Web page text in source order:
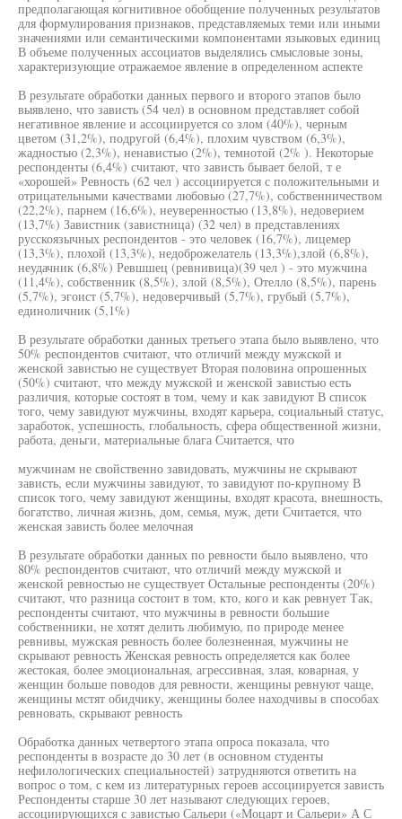
предполагающая когнитивное обобщение полученных результатов
для формулирования признаков, представляемых теми или иными
значениями или семантическими компонентами языковых единиц
В объеме полученных ассоциатов выделялись смысловые зоны,
характеризующие отражаемое явление в определенном аспекте
В результате обработки данных первого и второго этапов было
выявлено, что зависть (54 чел) в основном представляет собой
негативное явление и ассоциируется со злом (40%), черным
цветом (31,2%), подругой (6,4%), плохим чувством (6,3%),
жадностью (2,3%), ненавистью (2%), темнотой (2% ). Некоторые
респонденты (6,4%) считают, что зависть бывает белой, т е
«хорошей» Ревность (62 чел ) ассоциируется с положительными и
отрицательными качествами любовью (27,7%), собственничеством
(22,2%), парнем (16,6%), неуверенностью (13,8%), недоверием
(13,7%) Завистник (завистница) (32 чел) в представлениях
русскоязычных респондентов - это человек (16,7%), лицемер
(13,3%), плохой (13,3%), недоброжелатель (13,3%),злой (6,8%),
неудачник (6,8%) Ревшшец (ревнивица)(39 чел ) - это мужчина
(11,4%), собственник (8,5%), злой (8,5%), Отелло (8,5%), парень
(5,7%), эгоист (5,7%), недоверчивый (5,7%), грубый (5,7%),
единоличник (5,1%)
В результате обработки данных третьего этапа было выявлено, что
50% респондентов считают, что отличий между мужской и
женской завистью не существует Вторая половина опрошенных
(50%) считают, что между мужской и женской завистью есть
различия, которые состоят в том, чему и как завидуют В список
того, чему завидуют мужчины, входят карьера, социальный статус,
заработок, успешность, глобальность, сфера общественной жизни,
работа, деньги, материальные блага Считается, что
мужчинам не свойственно завидовать, мужчины не скрывают
зависть, если мужчины завидуют, то завидуют по-крупному В
список того, чему завидуют женщины, входят красота, внешность,
богатство, личная жизнь, дом, семья, муж, дети Считается, что
женская зависть более мелочная
В результате обработки данных по ревности было выявлено, что
80% респондентов считают, что отличий между мужской и
женской ревностью не существует Остальные респонденты (20%)
считают, что разница состоит в том, кто, кого и как ревнует Так,
респонденты считают, что мужчины в ревности большие
собственники, не хотят делить любимую, по природе менее
ревнивы, мужская ревность более болезненная, мужчины не
скрывают ревность Женская ревность определяется как более
жестокая, более эмоциональная, агрессивная, злая, коварная, у
женщин больше поводов для ревности, женщины ревнуют чаще,
женщины мстят обидчику, женщины более находчивы в способах
ревновать, скрывают ревность
Обработка данных четвертого этапа опроса показала, что
респонденты в возрасте до 30 лет (в основном студенты
нефилологических специальностей) затрудняются ответить на
вопрос о том, с кем из литературных героев ассоциируется зависть
Респонденты старше 30 лет называют следующих героев,
ассоциирующихся с завистью Сальери («Моцарт и Сальери» А С